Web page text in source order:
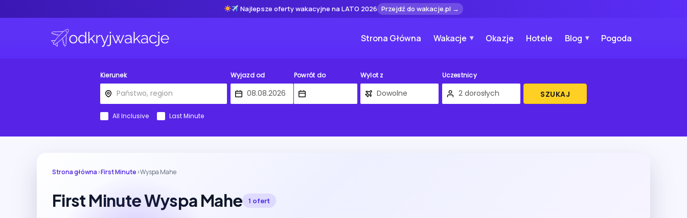
Najlepsze oferty wakacyjne na LATO 2026 Przejdź do wakacje.pl →
Strona Główna Wakacje Okazje Hotele Blog Pogoda
Kierunek Wyjazd od Powrót do Wylot z Uczestnicy
SZUKAJ
All Inclusive Last Minute
Strona główna›First Minute›Wyspa Mahe
First Minute Wyspa Mahe 1 ofert